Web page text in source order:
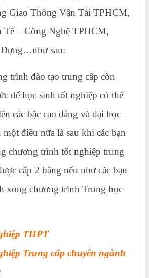
Giao Thông Vận Tải TPHCM,
– Công Nghệ TPHCM,
sau:
trình đào tạo trung cấp còn
để học sinh tốt nghiệp có thể
các bậc cao đẳng và đại học
điều nữa là sau khi các bạn
chương trình tốt nghiệp trung
cấp 2 bằng nếu như các bạn
xong chương trình Trung học
THPT
Trung cấp chuyên ngành